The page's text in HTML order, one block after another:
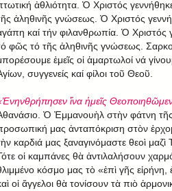
ἀθλιότητα. Ὁ Χριστός
ἀληθινῆς γνώσεως. Ὁ Χριστός
καί τήν φιλανθρωπία. Ὁ Χριστός
φῶς τό τῆς ἀληθινῆς γνώσεως.
ἑμεῖς οἱ ἁμαρτωλοί νά
συγγενείς καί φίλοι τοῦ Θεοῦ.
ἵνα ἡμεῖς
Ὁ Ἐμμανουὴλ στὴν φάτνη τῆς
μας ἀνταπόκριση στὸν
καρδιά μας ξαναγινόμαστε θεοὶ
οἱ καμπάνες θὰ ἀντιλαλήσουν
κόσμο μας τὸ «ἐπὶ γῆς
οἱ ἄγγελοι θὰ τονίσουν τὰ πιὸ